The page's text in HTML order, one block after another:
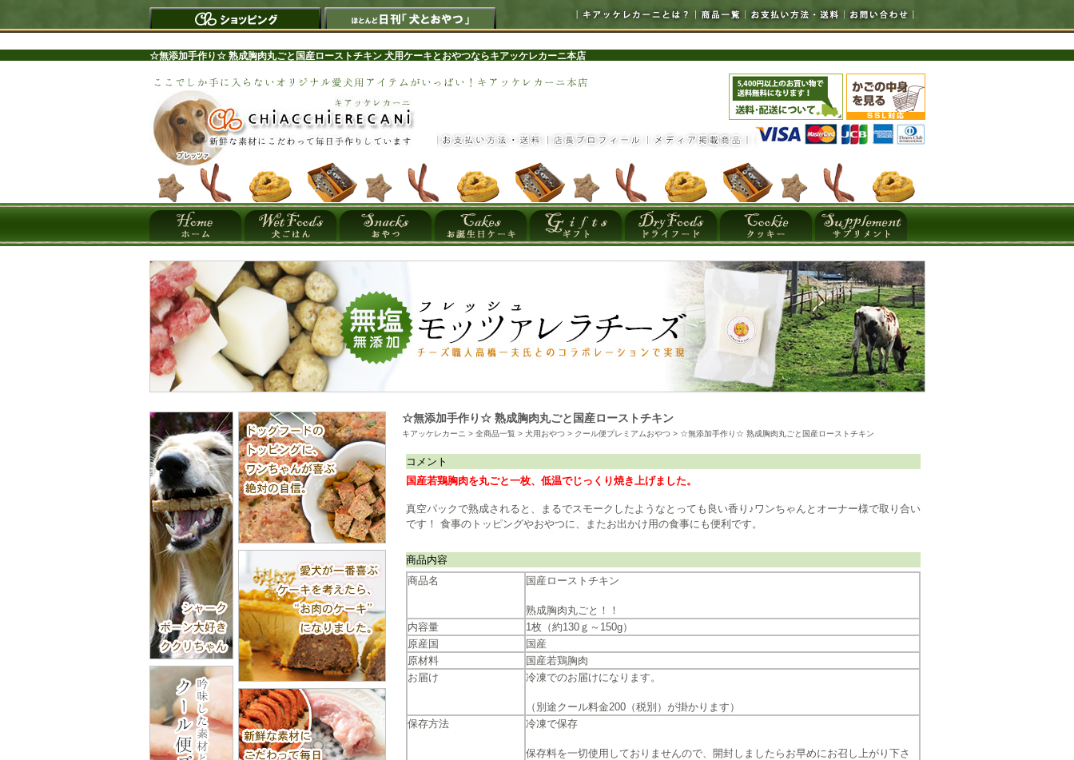
☆無添加手作り☆ 熟成胸肉丸ごと国産ローストチキン 犬用ケーキとおやつならキアッケレカーニ本店
☆無添加手作り☆ 熟成胸肉丸ごと国産ローストチキン
キアッケレカーニ > 全商品一覧 > 犬用おやつ > クール便プレミアムおやつ > ☆無添加手作り☆ 熟成胸肉丸ごと国産ローストチキン
コメント
国産若鶏胸肉を丸ごと一枚、低温でじっくり焼き上げました。
真空パックで熟成されると、まるでスモークしたようなとっても良い香り♪ワンちゃんとオーナー様で取り合い
です！ 食事のトッピングやおやつに、またお出かけ用の食事にも便利です。
商品内容
商品名
国産ローストチキン
熟成胸肉丸ごと！！
内容量
1枚（約130ｇ～150g）
原産国
国産
原材料
国産若鶏胸肉
お届け
冷凍でのお届けになります。
（別途クール料金200（税別）が掛かります）
保存方法
冷凍で保存
保存料を一切使用しておりませんので、開封しましたらお早めにお召し上がり下さ